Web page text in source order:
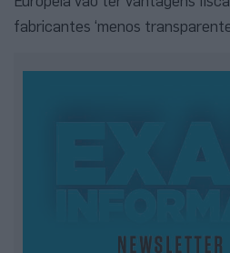
fabricantes ‘menos